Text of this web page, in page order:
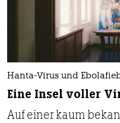
Hanta-Virus und
Eine Insel voller
Auf einer kaum